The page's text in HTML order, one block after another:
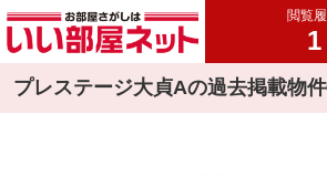
閲覧
1
プレステージ大貞Aの過去掲載物